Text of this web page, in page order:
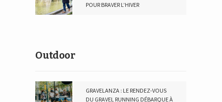
POUR BRAVER L’HIVER
Outdoor
GRAVELANZA : LE RENDEZ-VOUS
DU GRAVEL RUNNING DÉBARQUE À